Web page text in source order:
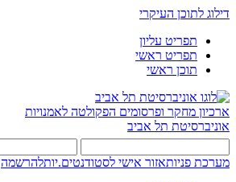
דילוג לתוכן העיקרי
תפריט עליון
תפריט ראשי
תוכן ראשי
ארכיון מחקר ופרסומים הפקולטה לאמנויות
אוניברסיטת תל אביב
מערכת פניותאזור אישי לסטודנטים.יותלהרשמה